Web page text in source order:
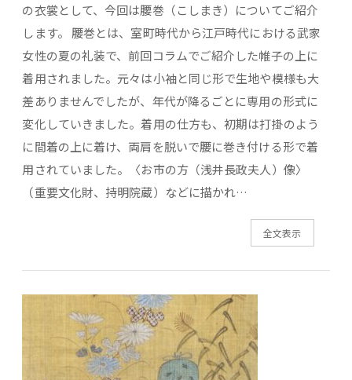
の衣裳として、今回は腰巻（こしまき）についてご紹介
します。 腰巻とは、室町時代から江戸時代における武家
女性の夏の礼装で、前回コラムでご紹介した帷子の上に
着用されました。元々は小袖と同じ形で生地や模様も大
差ありませんでしたが、年代が降るごとに専用の形式に
変化していきました。着用の仕方も、初期は打掛のよう
に間着の上に着け、両肩を脱いで腰に巻き付ける形で着
用されていました。〈お市の方（浅井長政夫人）像〉
（重要文化財、持明院蔵）などに描かれ…
全文表示